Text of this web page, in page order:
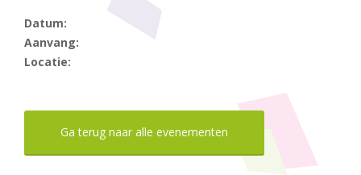
Datum:
Aanvang:
Locatie:
Ga terug naar alle evenementen